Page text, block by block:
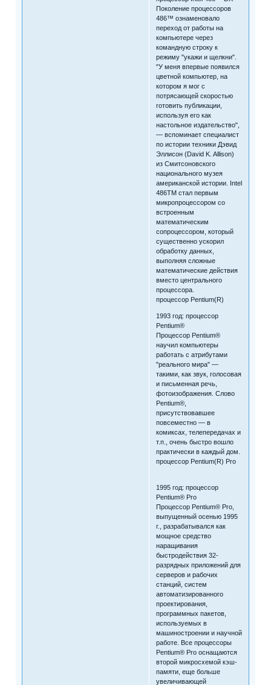
Поколение процессоров
486™ ознаменовало
переход от работы на
компьютере через
командную строку к
режиму "укажи и щелкни".
"У меня впервые появился
цветной компьютер, на
котором я мог с
потрясающей скоростью
готовить публикации,
используя его как
настольное издательство",
— вспоминает специалист
по истории техники Дэвид
Эллисон (David K. Allison)
из Смитсоновского
национального музея
американской истории. Intel
486TM стал первым
микропроцессором со
встроенным
математическим
сопроцессором, который
существенно ускорил
обработку данных,
выполняя сложные
математические действия
вместо центрального
процессора.
процессор Pentium(R)
1993 год: процессор
Pentium®
Процессор Pentium®
научил компьютеры
работать с атрибутами
"реального мира" —
такими, как звук, голосовая
и письменная речь,
фотоизображения. Слово
Pentium®,
присутствовавшее
повсеместно — в
комиксах, телепередачах и
т.п., очень быстро вошло
практически в каждый дом.
процессор Pentium(R) Pro
1995 год: процессор
Pentium® Pro
Процессор Pentium® Pro,
выпущенный осенью 1995
г., разрабатывался как
мощное средство
наращивания
быстродействия 32-
разрядных приложений для
серверов и рабочих
станций, систем
автоматизированного
проектирования,
программных пакетов,
используемых в
машиностроении и научной
работе. Все процессоры
Pentium® Pro оснащаются
второй микросхемой кэш-
памяти, еще больше
увеличивающей